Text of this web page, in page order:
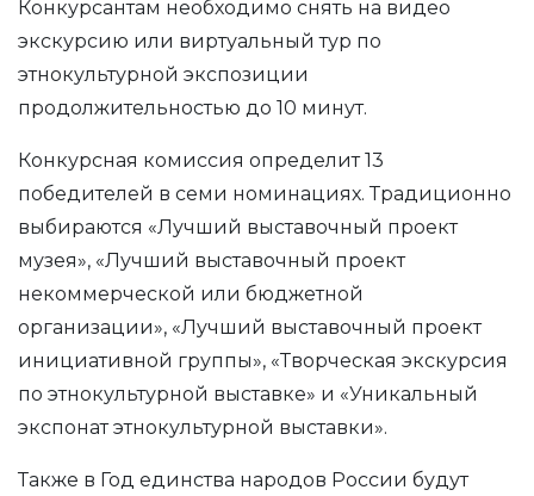
Конкурсантам необходимо снять на видео
экскурсию или виртуальный тур по
этнокультурной экспозиции
продолжительностью до 10 минут.
Конкурсная комиссия определит 13
победителей в семи номинациях. Традиционно
выбираются «Лучший выставочный проект
музея», «Лучший выставочный проект
некоммерческой или бюджетной
организации», «Лучший выставочный проект
инициативной группы», «Творческая экскурсия
по этнокультурной выставке» и «Уникальный
экспонат этнокультурной выставки».
Также в Год единства народов России будут